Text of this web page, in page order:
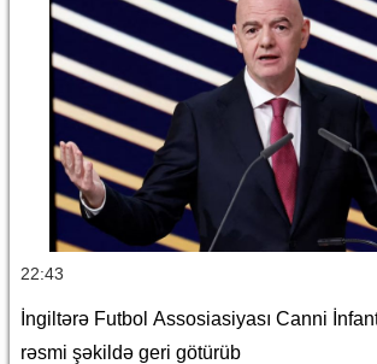
22:43
İngiltərə Futbol Assosiasiyası Canni
rəsmi şəkildə geri götürüb